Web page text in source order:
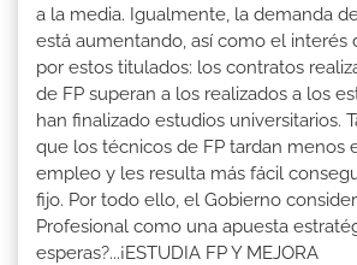
a la media. Igualmente, la demanda
está aumentando, así como el interés
por estos titulados: los contratos
de FP superan a los realizados a los
han finalizado estudios universitarios.
que los técnicos de FP tardan menos
empleo y les resulta más fácil
fijo. Por todo ello, el Gobierno
Profesional como una apuesta
esperas?...¡ESTUDIA FP Y MEJORA